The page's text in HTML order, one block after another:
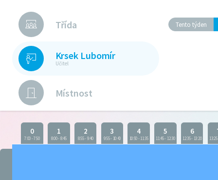
Třída
Krsek Lubomír
Učitel
Místnost
Tento týden
0
7:00-7:50
1
8:00-8:45
2
8:55-9:40
3
9:55- 10:40
4
10:50-11:35
5
11:45- 12:30
6
12:35- 13:20 13:25